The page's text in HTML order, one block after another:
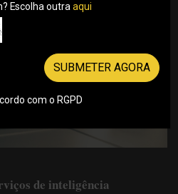
de inteligência
Escolha outra aqui
SUBMETER AGORA
com o RGPD